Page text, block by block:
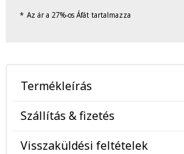
Az ár a 27%-os Áfát tartalmazza
Termékleírás
Szállítás & fizetés
Visszaküldési feltételek